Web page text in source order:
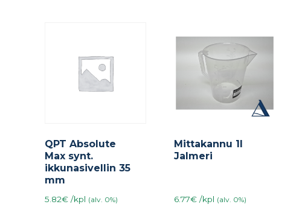
QPT Absolute
Max synt.
ikkunasivellin 35
mm
5.82€ /kpl (alv. 0%)
Mittakannu 1l
Jalmeri
6.77€ /kpl (alv. 0%)